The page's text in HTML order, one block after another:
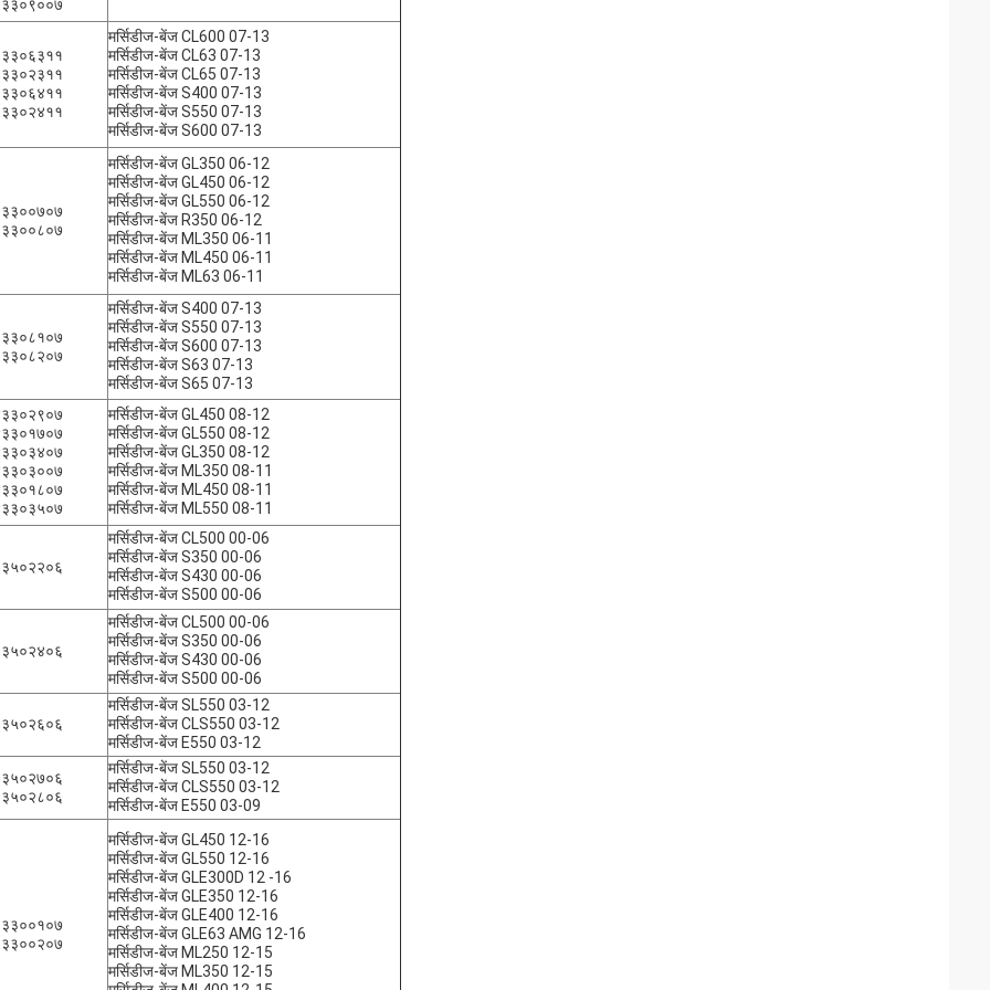
मर्सिडीज-बेंज CL600 07-13
मर्सिडीज-बेंज CL63 07-13
मर्सिडीज-बेंज CL65 07-13
मर्सिडीज-बेंज S400 07-13
मर्सिडीज-बेंज S550 07-13
मर्सिडीज-बेंज S600 07-13
मर्सिडीज-बेंज GL350 06-12
मर्सिडीज-बेंज GL450 06-12
मर्सिडीज-बेंज GL550 06-12
मर्सिडीज-बेंज R350 06-12
मर्सिडीज-बेंज ML350 06-11
मर्सिडीज-बेंज ML450 06-11
मर्सिडीज-बेंज ML63 06-11
मर्सिडीज-बेंज S400 07-13
मर्सिडीज-बेंज S550 07-13
मर्सिडीज-बेंज S600 07-13
मर्सिडीज-बेंज S63 07-13
मर्सिडीज-बेंज S65 07-13
मर्सिडीज-बेंज GL450 08-12
मर्सिडीज-बेंज GL550 08-12
मर्सिडीज-बेंज GL350 08-12
मर्सिडीज-बेंज ML350 08-11
मर्सिडीज-बेंज ML450 08-11
मर्सिडीज-बेंज ML550 08-11
मर्सिडीज-बेंज CL500 00-06
मर्सिडीज-बेंज S350 00-06
मर्सिडीज-बेंज S430 00-06
मर्सिडीज-बेंज S500 00-06
मर्सिडीज-बेंज CL500 00-06
मर्सिडीज-बेंज S350 00-06
मर्सिडीज-बेंज S430 00-06
मर्सिडीज-बेंज S500 00-06
मर्सिडीज-बेंज SL550 03-12
मर्सिडीज-बेंज CLS550 03-12
मर्सिडीज-बेंज E550 03-12
मर्सिडीज-बेंज SL550 03-12
मर्सिडीज-बेंज CLS550 03-12
मर्सिडीज-बेंज E550 03-09
मर्सिडीज-बेंज GL450 12-16
मर्सिडीज-बेंज GL550 12-16
मर्सिडीज-बेंज GLE300D 12 -16
मर्सिडीज-बेंज GLE350 12-16
मर्सिडीज-बेंज GLE400 12-16
मर्सिडीज-बेंज GLE63 AMG 12-16
मर्सिडीज-बेंज ML250 12-15
मर्सिडीज-बेंज ML350 12-15